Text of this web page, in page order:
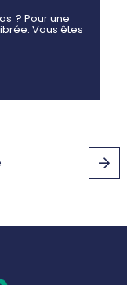
? Pour une
Vous êtes